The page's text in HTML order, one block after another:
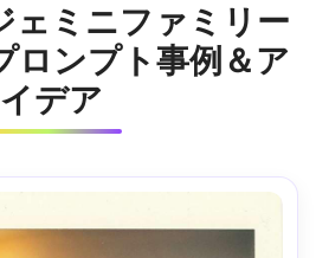
ェミニファミリー
ロンプト事例＆ア
イデア